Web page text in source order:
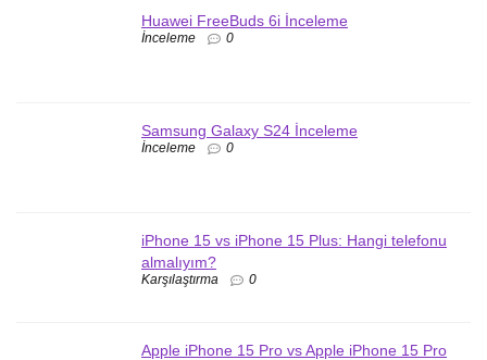
Huawei FreeBuds 6i İnceleme
İnceleme 0
Samsung Galaxy S24 İnceleme
İnceleme 0
iPhone 15 vs iPhone 15 Plus: Hangi telefonu
almalıyım?
Karşılaştırma 0
Apple iPhone 15 Pro vs Apple iPhone 15 Pro